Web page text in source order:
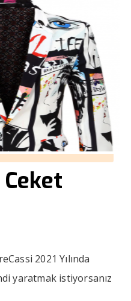
2021 Yılında
yaratmak istiyorsanız